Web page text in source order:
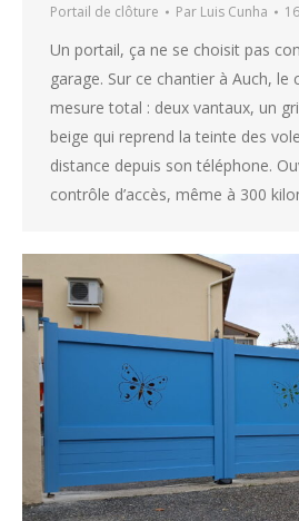
Portail de clôture Par Luis Cunha
Un portail, ça ne se choisit pas
garage. Sur ce chantier à Auch, le
mesure total : deux vantaux, un
beige qui reprend la teinte des
distance depuis son téléphone.
contrôle d’accès, même à 300